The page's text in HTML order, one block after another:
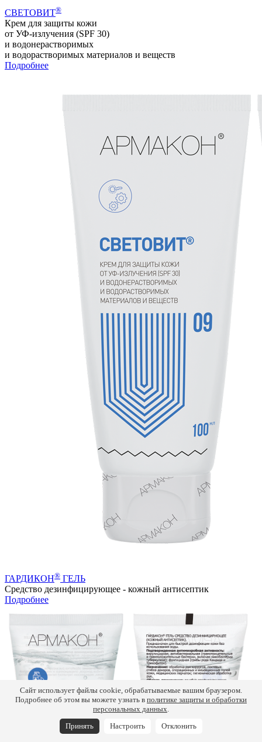
СВЕТОВИТ®
Крем для защиты кожи
от УФ-излучения (SPF 30)
и водонерастворимых
и водорастворимых материалов и веществ
Подробнее
ГАРДИКОН® ГЕЛЬ
Средство дезинфицирующее - кожный антисептик
Подробнее
Сайт использует файлы cookie, обрабатываемые вашим браузером.
Подробнее об этом вы можете узнать в политике защиты и обработки
персональных данных.
Принять Настроить Отклонить